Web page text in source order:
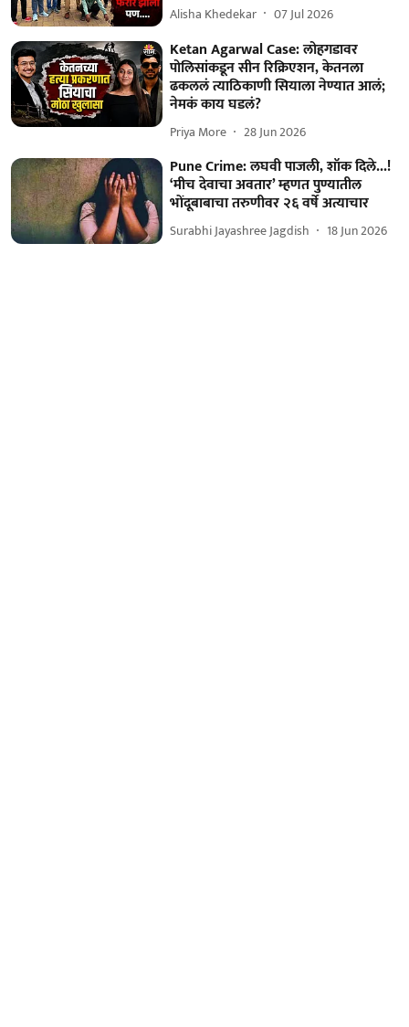
Alisha Khedekar 07 Jul 2026
Ketan Agarwal Case: लोहगडावर
पोलिसांकडून सीन रिक्रिएशन, केतनला
ढकललं त्याठिकाणी सियाला नेण्यात आलं;
नेमकं काय घडलं?
Priya More 28 Jun 2026
Pune Crime: लघवी पाजली, शॉक दिले...!
‘मीच देवाचा अवतार’ म्हणत पुण्यातील
भोंदूबाबाचा तरुणीवर २६ वर्षे अत्याचार
Surabhi Jayashree Jagdish 18 Jun 2026